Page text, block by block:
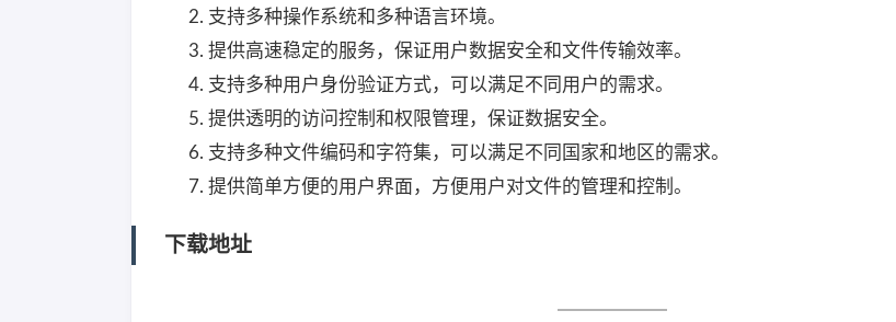
支持多种操作系统和多种语言环境。
提供高速稳定的服务，保证用户数据安全和文件传输效率。
支持多种用户身份验证方式，可以满足不同用户的需求。
提供透明的访问控制和权限管理，保证数据安全。
支持多种文件编码和字符集，可以满足不同国家和地区的需求。
提供简单方便的用户界面，方便用户对文件的管理和控制。
下载地址